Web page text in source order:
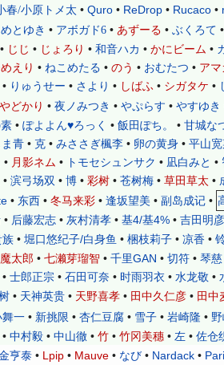
春/小原トメ太 • Quro• ReDrop• Rucaco•
とゆき • アボガド6• あずーる • ぶくろて •
• じじ • じょろり • 和音ハカ • かにビーム •
えり • ねこめたる • のう • おむたつ • ア
• りゅうせー • さより • しばふ • シガタケ •
やどかり • 夜ノみつき • やぷらす • やすゆき
• ぽよよん♥ろっく • 飯田ぽち。 • 甘城な
青• 克• みささぎ楓李• 卵の黄身• 平山
• 月影ネム • トモセシュンサク • 凪白みと •
• 滨弓场双 • 博• 彩树• 苍树梅• 草田草太 •
• 东西• 冬马来彩• 逢坂望美 • 副岛成记•
• 后藤宏志• 灰村清孝• 基4/基4%• 吉田明彦
族• 堀口悠纪子/白身鱼 • 梱枝莉子• 凉香•
魔太郎 • 七濑芽瑠智• 千里GAN • 切符• 琴慈
士郎正宗• 石田可奈 • 时雨羽衣• 水龙敬 •
• 天神英贵• 天野喜孝• 田中久仁彦• 田中
舞一• 新挑限 • 杏仁豆腐• 雪子• 岩崎隆 •
• 中村毅• 中山徹• 竹• 竹冈美穗• 左• 佐仓
亨泰• Lpip• Mauve• なび• Nardack•